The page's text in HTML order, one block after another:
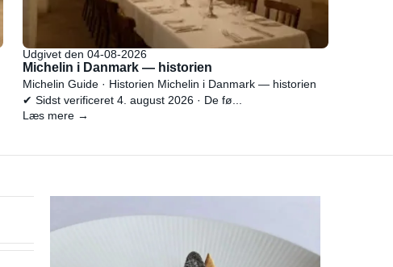
Udgivet den 04-08-2026
Michelin i Danmark — historien
Michelin Guide · Historien Michelin i Danmark — historien
✔ Sidst verificeret 4. august 2026 · De fø...
Læs mere →